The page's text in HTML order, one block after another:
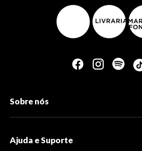
Sobre nós
Ajuda e Suporte